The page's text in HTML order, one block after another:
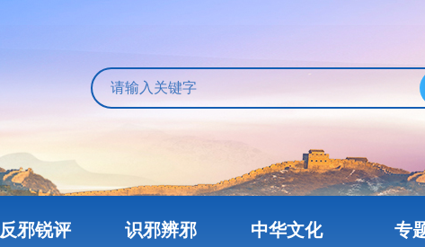
反邪锐评 识邪辨邪 中华文化 专